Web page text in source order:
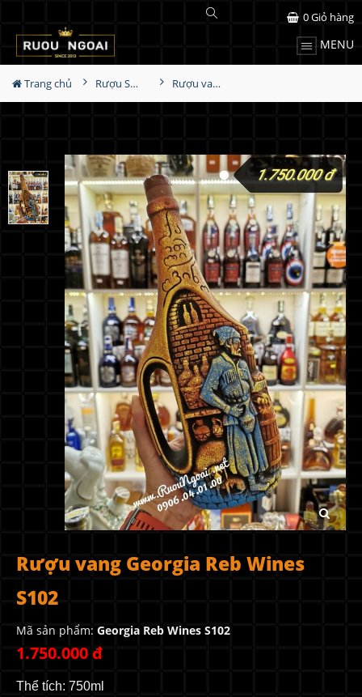
MENU
0Giỏ hàng
Trang chủ Rượu Sưu Tầm - Nga Rượu vang Georgia Reb Wines S102
Rượu vang Georgia Reb Wines
S102
Mã sản phẩm: Georgia Reb Wines S102
1.750.000 đ
Thể tích: 750ml